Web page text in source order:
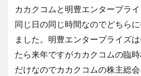
カカクコムと明豊エンタープラ
同じ日の同じ時間なのでどちら
ました。明豊エンタープライズ
たら来年ですがカカクコムの臨
だけなのでカカクコムの株主総